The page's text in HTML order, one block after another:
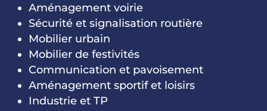
Aménagement voirie
Sécurité et signalisation routière
Mobilier urbain
Mobilier de festivités
Communication et pavoisement
Aménagement sportif et loisirs
Industrie et TP